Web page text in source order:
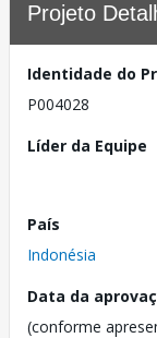
Projeto
Identidade do
P004028
Líder da Equipe
País
Indonésia
Data da
(conforme